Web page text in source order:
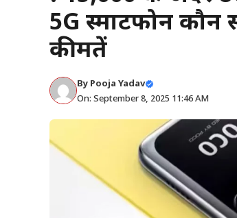
5G स्मार्टफोन
कीमतें
By Pooja Yadav
On: September 8, 2025 11:46 AM